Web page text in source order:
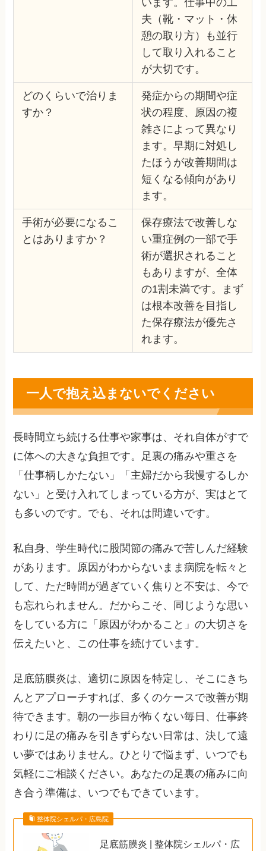
夫（靴・マット・休
憩の取り方）も並行
して取り入れること
が大切です。
どのくらいで治りま
すか？
発症からの期間や症
状の程度、原因の複
雑さによって異なり
ます。早期に対処し
たほうが改善期間は
短くなる傾向があり
ます。
手術が必要になるこ
とはありますか？
保存療法で改善しな
い重症例の一部で手
術が選択されること
もありますが、全体
の1割未満です。まず
は根本改善を目指し
た保存療法が優先さ
れます。
一人で抱え込まないでください
長時間立ち続ける仕事や家事は、それ自体がすで
に体への大きな負担です。足裏の痛みや重さを
「仕事柄しかたない」「主婦だから我慢するしか
ない」と受け入れてしまっている方が、実はとて
も多いのです。でも、それは間違いです。
私自身、学生時代に股関節の痛みで苦しんだ経験
があります。原因がわからないまま病院を転々と
して、ただ時間が過ぎていく焦りと不安は、今で
も忘れられません。だからこそ、同じような思い
をしている方に「原因がわかること」の大切さを
伝えたいと、この仕事を続けています。
足底筋膜炎は、適切に原因を特定し、そこにきち
んとアプローチすれば、多くのケースで改善が期
待できます。朝の一歩目が怖くない毎日、仕事終
わりに足の痛みを引きずらない日常は、決して遠
い夢ではありません。ひとりで悩まず、いつでも
気軽にご相談ください。あなたの足裏の痛みに向
き合う準備は、いつでもできています。
整体院シェルパ・広島院
足底筋膜炎 | 整体院シェルパ・広